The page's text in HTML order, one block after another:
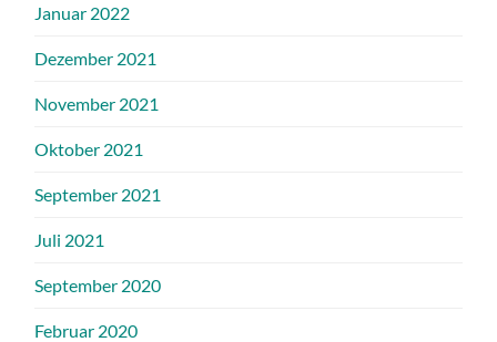
Januar 2022
Dezember 2021
November 2021
Oktober 2021
September 2021
Juli 2021
September 2020
Februar 2020